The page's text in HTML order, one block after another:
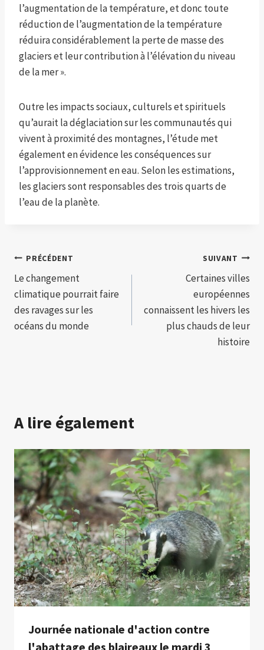
l’augmentation de la température, et donc toute
réduction de l’augmentation de la température
réduira considérablement la perte de masse des
glaciers et leur contribution à l’élévation du niveau
de la mer ».
Outre les impacts sociaux, culturels et spirituels
qu’aurait la déglaciation sur les communautés qui
vivent à proximité des montagnes, l’étude met
également en évidence les conséquences sur
l’approvisionnement en eau. Selon les estimations,
les glaciers sont responsables des trois quarts de
l’eau de la planète.
Navigation
de
l’article
PRÉCÉDENT
Le changement
climatique pourrait faire
des ravages sur les
océans du monde
SUIVANT
Certaines villes
européennes
connaissent les hivers les
plus chauds de leur
histoire
A lire également
Journée nationale d'action contre
l'abattage des blaireaux le mardi 3